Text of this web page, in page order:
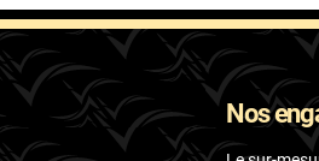
Nos